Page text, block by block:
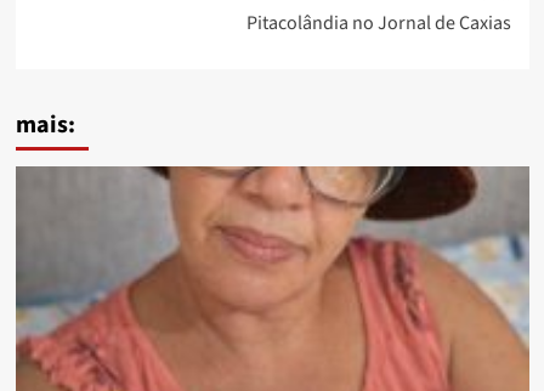
Pitacolândia no Jornal de Caxias
mais: